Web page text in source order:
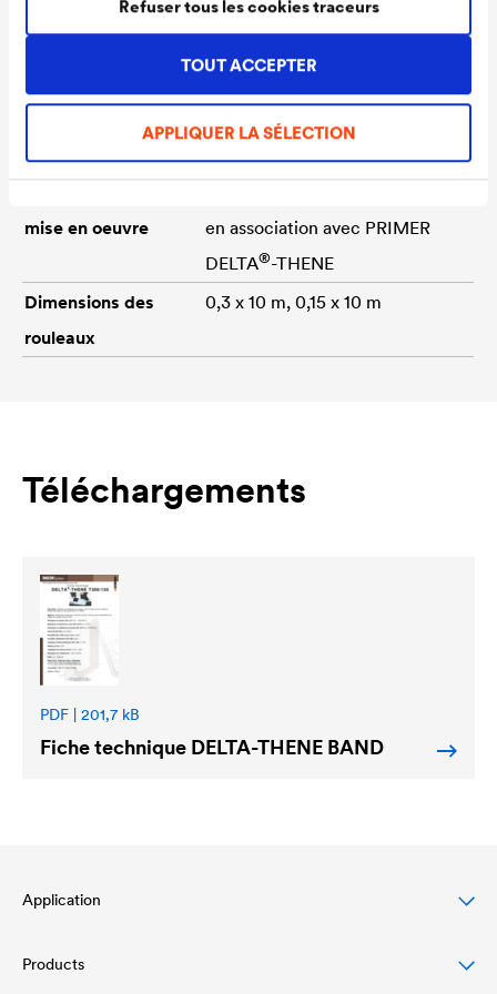
TOUT ACCEPTER
APPLIQUER LA SÉLECTION
Refuser tous les cookies traceurs
bitumineux
env. 1,5 mm
mise en oeuvre
en association avec PRIMER
DELTA®-THENE
Dimensions des
rouleaux
0,3 x 10 m, 0,15 x 10 m
Téléchargements
PDF | 201,7 kB
Fiche technique DELTA-THENE BAND
Application
Protection des toitures en pente
Products